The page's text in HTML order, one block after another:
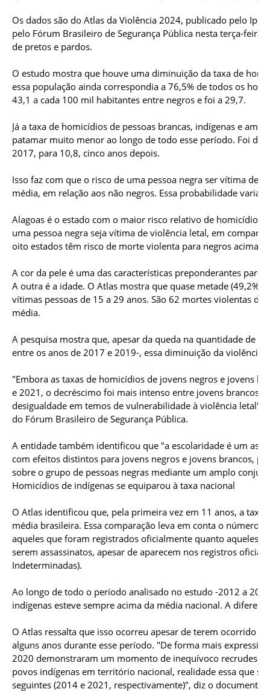
Os dados são do Atlas da Violência 2024, publicado pelo
pelo Fórum Brasileiro de Segurança Pública nesta terça-feira
de pretos e pardos.
O estudo mostra que houve uma diminuição da taxa de
essa população ainda correspondia a 76,5% de todos os
43,1 a cada 100 mil habitantes entre negros e foi a 29,7.
Já a taxa de homicídios de pessoas brancas, indígenas e
patamar muito menor ao longo de todo esse período. Foi de
2017, para 10,8, cinco anos depois.
Isso faz com que o risco de uma pessoa negra ser vítima de
média, em relação aos não negros. Essa probabilidade varia
Alagoas é o estado com o maior risco relativo de homicídio
uma pessoa negra seja vítima de violência letal, em
oito estados têm risco de morte violenta para negros acima
A cor da pele é uma das características preponderantes
A outra é a idade. O Atlas mostra que quase metade
vítimas pessoas de 15 a 29 anos. São 62 mortes violentas
média.
A pesquisa mostra que, apesar da queda na quantidade de
entre os anos de 2017 e 2019-, essa diminuição da violência
"Embora as taxas de homicídios de jovens negros e jovens
e 2021, o decréscimo foi mais intenso entre jovens brancos
desigualdade em temos de vulnerabilidade à violência letal",
do Fórum Brasileiro de Segurança Pública.
A entidade também identificou que "a escolaridade é um
com efeitos distintos para jovens negros e jovens brancos,
sobre o grupo de pessoas negras mediante um amplo
Homicídios de indígenas se equiparou à taxa nacional
O Atlas identificou que, pela primeira vez em 11 anos, a
média brasileira. Essa comparação leva em conta o número
aqueles que foram registrados oficialmente quanto aqueles
serem assassinatos, apesar de aparecem nos registros
Indeterminadas).
Ao longo de todo o período analisado no estudo -2012 a
indígenas esteve sempre acima da média nacional. A
O Atlas ressalta que isso ocorreu apesar de terem ocorrido
alguns anos durante esse período. "De forma mais
2020 demonstraram um momento de inequívoco
povos indígenas em território nacional, realidade essa que
seguintes (2014 e 2021, respectivamente)", diz o documento.